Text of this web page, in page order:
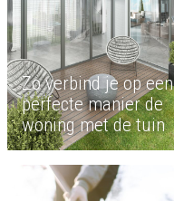
Zo verbind je op een
perfecte manier de
woning met de tuin